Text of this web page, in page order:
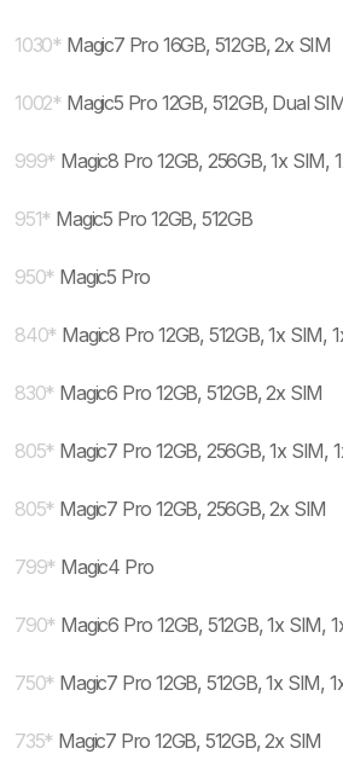
1030* Magic7 Pro 16GB, 512GB, 2x SIM
1002* Magic5 Pro 12GB, 512GB, Dual
999* Magic8 Pro 12GB, 256GB, 1x SIM,
951* Magic5 Pro 12GB, 512GB
950* Magic5 Pro
840* Magic8 Pro 12GB, 512GB, 1x SIM,
830* Magic6 Pro 12GB, 512GB, 2x SIM
805* Magic7 Pro 12GB, 256GB, 1x SIM,
805* Magic7 Pro 12GB, 256GB, 2x SIM
799* Magic4 Pro
790* Magic6 Pro 12GB, 512GB, 1x SIM,
750* Magic7 Pro 12GB, 512GB, 1x SIM,
735* Magic7 Pro 12GB, 512GB, 2x SIM